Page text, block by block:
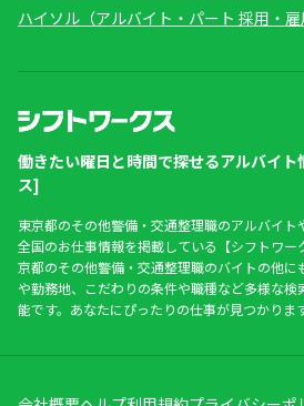
ハイソル（アルバイト・パート 採用・雇
働きたい曜日と時間で探せるアルバイ
ス]
東京都のその他警備・交通整理職のアルバイト
全国のお仕事情報を掲載している【シフトワ
京都のその他警備・交通整理職のバイトの他
や勤務地、こだわりの条件や職種など多様な
能です。あなたにぴったりの仕事が見つかりま